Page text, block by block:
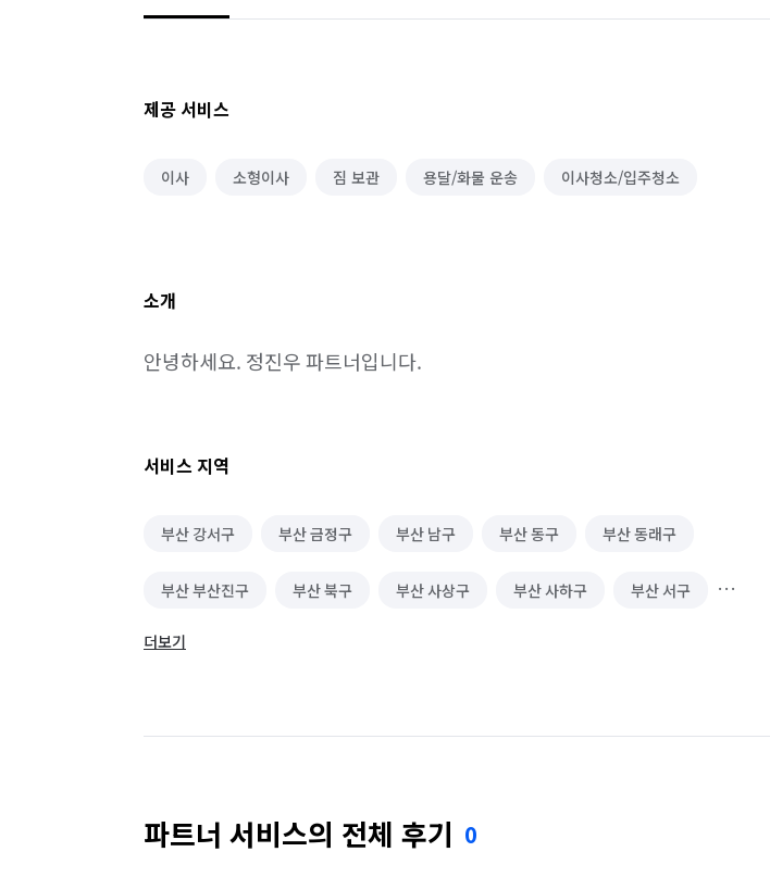
제공 서비스
이사 소형이사 짐 보관 용달/화물 운송 이사청소/입주청소
소개
안녕하세요. 정진우 파트너입니다.
서비스 지역
부산 강서구 부산 금정구 부산 남구 부산 동구 부산 동래구
부산 부산진구 부산 북구 부산 사상구 부산 사하구 부산 서구
부산 수영구
더보기
파트너 서비스의 전체 후기 0